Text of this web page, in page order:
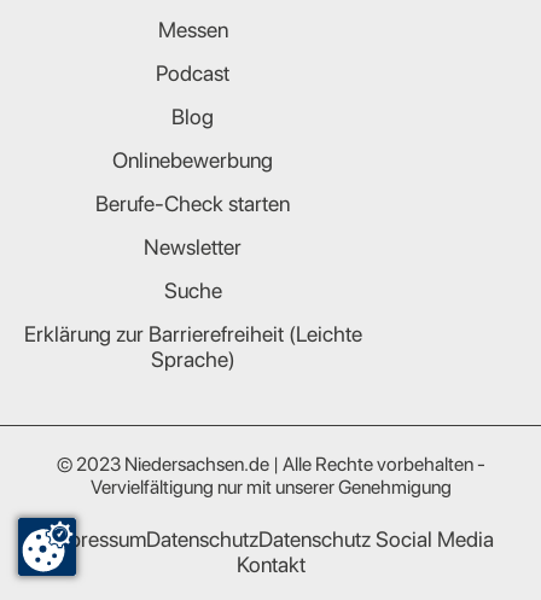
Messen
Podcast
Blog
Onlinebewerbung
Berufe-Check starten
Newsletter
Suche
Erklärung zur Barrierefreiheit (Leichte
Sprache)
© 2023 Niedersachsen.de | Alle Rechte vorbehalten -
Vervielfältigung nur mit unserer Genehmigung
ImpressumDatenschutzDatenschutz Social Media
Kontakt